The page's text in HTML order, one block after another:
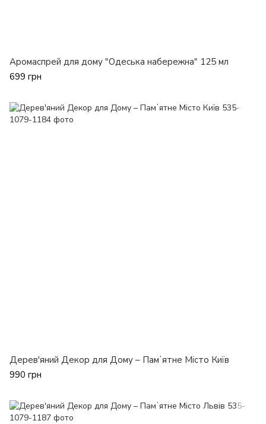
Аромаспрей для дому "Одеська набережна" 125 мл
699 грн
Дерев'яний Декор для Дому – Памʼятне Місто Київ
990 грн